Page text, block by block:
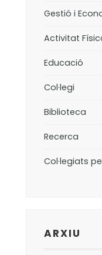
Gestió i
Activitat
Educació
Col·legi
Biblioteca
Recerca
Col·legiats
ARXIU